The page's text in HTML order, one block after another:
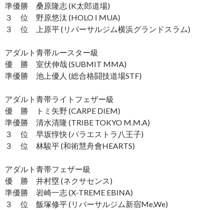
準優勝 桑原隆志 (K太郎道場)
３ 位 野原悠汰 (HOLO I MUA)
３ 位 上原平 (リバーサルジム横浜グランドスラム)
アダルト青帯ルースター級
優 勝 室伏伸哉 (SUBMIT MMA)
準優勝 池上優人 (総合格闘技道場STF)
アダルト青帯ライトフェザー級
優 勝 トミ矢野 (CARPE DIEM)
準優勝 清水清隆 (TRIBE TOKYO M.M.A)
３ 位 早坂惇快 (パラエストラ八王子)
３ 位 林駿平 (和術慧舟會HEARTS)
アダルト青帯フェザー級
優 勝 井村塁 (ネクサセンス)
準優勝 岩崎一志 (X-TREME EBINA)
３ 位 飯塚修平 (リバーサルジム新宿Me,We)